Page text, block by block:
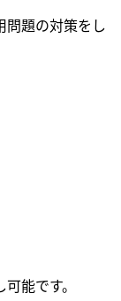
問題の対策をし
能です。